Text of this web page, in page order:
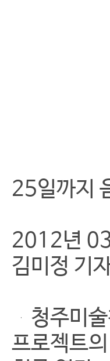
25일까지
2012년
김미정
청주미술
프로젝트